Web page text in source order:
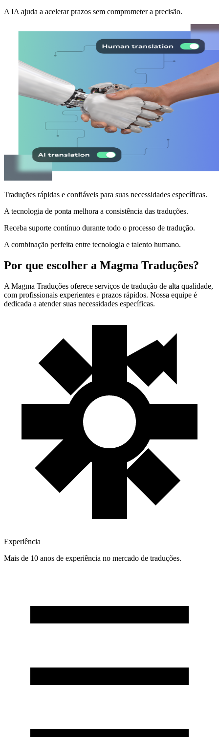
A IA ajuda a acelerar prazos sem comprometer a precisão.
Traduções rápidas e confiáveis para suas necessidades específicas.
A tecnologia de ponta melhora a consistência das traduções.
Receba suporte contínuo durante todo o processo de tradução.
A combinação perfeita entre tecnologia e talento humano.
Por que escolher a Magma Traduções?
A Magma Traduções oferece serviços de tradução de alta qualidade,
com profissionais experientes e prazos rápidos. Nossa equipe é
dedicada a atender suas necessidades específicas.
Experiência
Mais de 10 anos de experiência no mercado de traduções.